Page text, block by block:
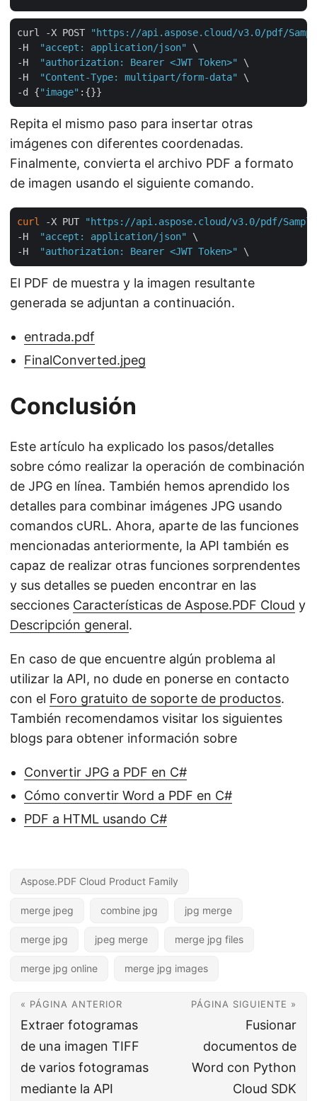
curl -X POST
"https://api.aspose.cloud/v3.0/pdf/
-H
"accept: application/json"
\
-H
"authorization: Bearer <JWT Token>"
\
-H
"Content-Type: multipart/form-data"
\
-d {"image"
Repita el mismo paso para insertar otras
imágenes con diferentes coordenadas.
Finalmente, convierta el archivo PDF a formato
de imagen usando el siguiente comando.
curl -X PUT
"https://api.aspose.cloud/v3.0/pdf/
-H
"accept: application/json"
\
-H
"authorization: Bearer <JWT Token>"
El PDF de muestra y la imagen resultante
generada se adjuntan a continuación.
entrada.pdf
FinalConverted.jpeg
Conclusión
Este artículo ha explicado los pasos/detalles
sobre cómo realizar la operación de combinación
de JPG en línea. También hemos aprendido los
detalles para combinar imágenes JPG usando
comandos cURL. Ahora, aparte de las funciones
mencionadas anteriormente, la API también es
capaz de realizar otras funciones sorprendentes
y sus detalles se pueden encontrar en las
secciones Características de Aspose.PDF Cloud y
Descripción general.
En caso de que encuentre algún problema al
utilizar la API, no dude en ponerse en contacto
con el Foro gratuito de soporte de productos.
También recomendamos visitar los siguientes
blogs para obtener información sobre
Convertir JPG a PDF en C#
Cómo convertir Word a PDF en C#
PDF a HTML usando C#
Aspose.PDF Cloud Product Family
merge jpeg combine jpg jpg merge
merge jpg jpeg merge merge jpg files
merge jpg online merge jpg images
« PÁGINA ANTERIOR
Extraer fotogramas
de una imagen TIFF
de varios fotogramas
mediante la API
PÁGINA SIGUIENTE »
Fusionar
documentos de
Word con Python
Cloud SDK